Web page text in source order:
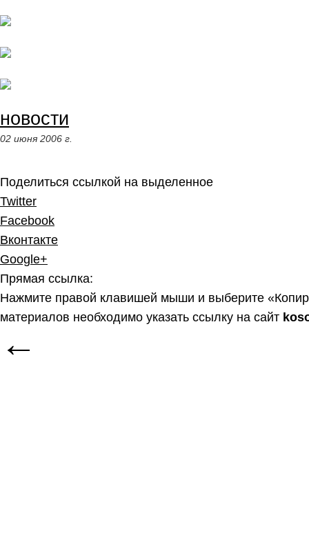
новости
02 июня 2006 г.
Поделиться ссылкой на выделенное
Twitter
Facebook
Вконтакте
Google+
Прямая ссылка:
Нажмите правой клавишей мыши и выберите
материалов необходимо указать ссылку на сайт
←